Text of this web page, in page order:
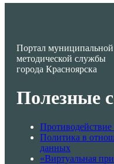
Портал муниципальной
методической службы
города Красноярска
Полезные
Политика в
данных
«Виртуальная